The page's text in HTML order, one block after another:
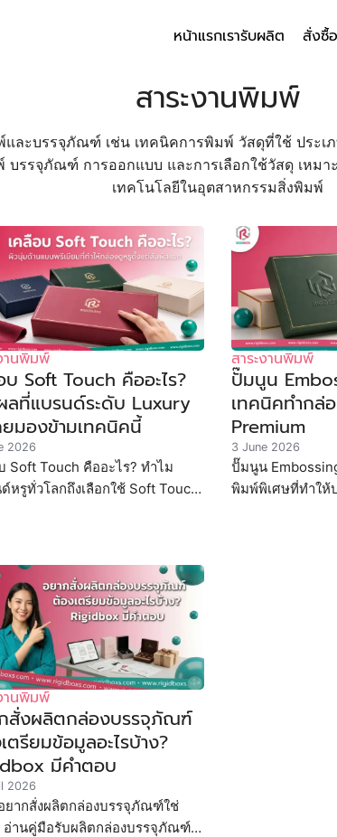
หน้าแรกเรารับผลิต สั่งซื้
สาระงานพิมพ์
ละบรรจุภัณฑ์ เช่น เทคนิคการพิมพ์ วัสดุที่ใช้ ประเ
รรจุภัณฑ์ การออกแบบ และการเลือกใช้วัสดุ เหมา
เทคโนโลยีในอุตสาหกรรมสิ่งพิมพ์
านพิมพ์
บ Soft Touch คืออะไร?
ลที่แบรนด์ระดับ Luxury
ยมองข้ามเทคนิคนี้
2026
Soft Touch คืออะไร? ทำไม
หรูทั่วโลกถึงเลือกใช้ Soft Touch
สาระงานพิมพ์
ปั๊มนูน
เทคนิคทำกล่
Premium
3 June 2026
ปั๊มนูน
พิมพ์พิเศษที่ทำให้
านพิมพ์
สั่งผลิตกล่องบรรจุภัณฑ์
ตรียมข้อมูลอะไรบ้าง?
มีคำตอบ
2026
ยากสั่งผลิตกล่องบรรจุภัณฑ์ใช่
อ่านคู่มือรับผลิตกล่องบรรจุภัณฑ์